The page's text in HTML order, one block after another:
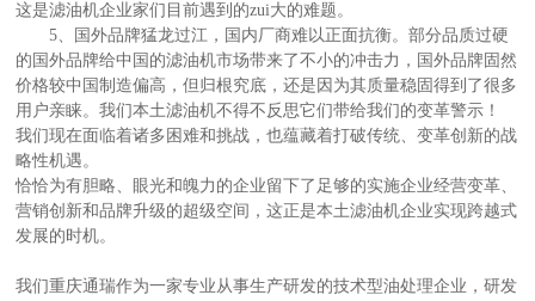
这是滤油机企业家们目前遇到的zui大的难题。
5、国外品牌猛龙过江，国内厂商难以正面抗衡。部分品质过硬
的国外品牌给中国的滤油机市场带来了不小的冲击力，国外品牌固然
价格较中国制造偏高，但归根究底，还是因为其质量稳固得到了很多
用户亲睐。我们本土滤油机不得不反思它们带给我们的变革警示！
我们现在面临着诸多困难和挑战，也蕴藏着打破传统、变革创新的战
略性机遇。
恰恰为有胆略、眼光和魄力的企业留下了足够的实施企业经营变革、
营销创新和品牌升级的超级空间，这正是本土滤油机企业实现跨越式
发展的时机。
我们重庆通瑞作为一家专业从事生产研发的技术型油处理企业，研发